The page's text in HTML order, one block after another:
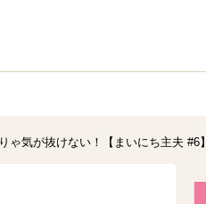
気が抜けない！【まいにち主夫 #6】